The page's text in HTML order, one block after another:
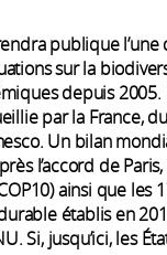
publique
sur la
depuis 2005.
par la France,
Un bilan
l’accord de
ainsi que les
établis en
Si, jusqu’ici, les